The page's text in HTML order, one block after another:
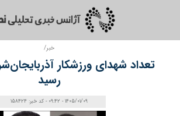
خبر/
رسید
1405/01/09 - 09:42 - کد خبر: 158424